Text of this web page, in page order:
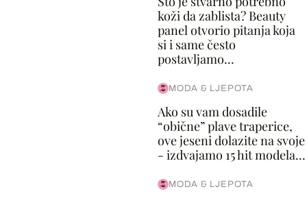
koži da zablista? Beauty
panel otvorio pitanja koja
si i same često
postavljamo...
MODA & LJEPOTA
Ako su vam dosadile
“obične” plave traperice,
ove jeseni dolazite na svoje
- izdvajamo 15 hit modela...
MODA & LJEPOTA